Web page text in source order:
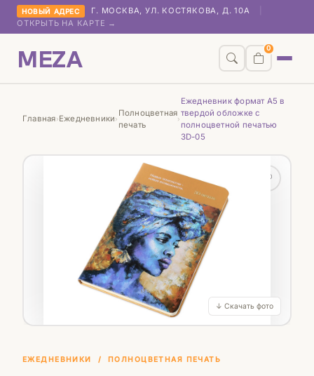
НОВЫЙ АДРЕС Г. МОСКВА, УЛ. КОСТЯКОВА, Д. 10А
ОТКРЫТЬ НА КАРТЕ →
MEZA 0
Главная›Ежедневники›
Полноцветная
печать
›
Ежедневник формат А5 в
твердой обложке с
полноцветной печатью
3D-05
♡
↓ Скачать фото
ЕЖЕДНЕВНИКИ / ПОЛНОЦВЕТНАЯ ПЕЧАТЬ